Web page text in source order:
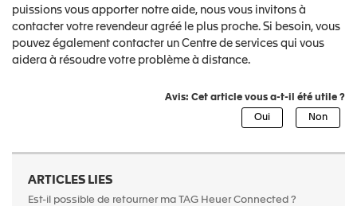
puissions vous apporter notre aide, nous vous invitons à
contacter votre revendeur agréé le plus proche. Si besoin, vous
pouvez également contacter un Centre de services qui vous
aidera à résoudre votre problème à distance.
Avis: Cet article vous a-t-il été utile ?
ARTICLES LIES
Est-il possible de retourner ma TAG Heuer Connected ?